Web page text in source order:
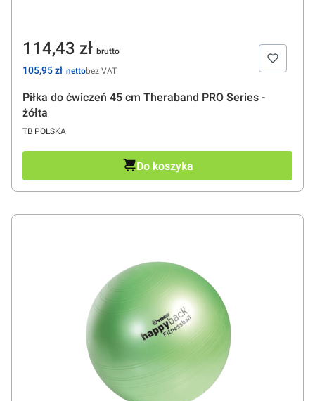
Piłka do ćwiczeń 45 cm Theraband PRO Series -
żółta
PRODUCENT
TB POLSKA
Cena
114,43 zł
Cena
105,95 zł bez VAT
Do koszyka